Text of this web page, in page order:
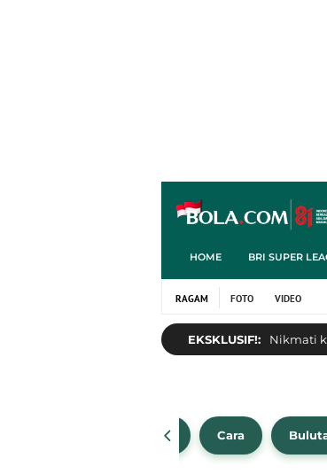
HOME BRI SUPER
RAGAM FOTO VIDEO
EKSKLUSIF!: Nikmati
Bola Beli Cara